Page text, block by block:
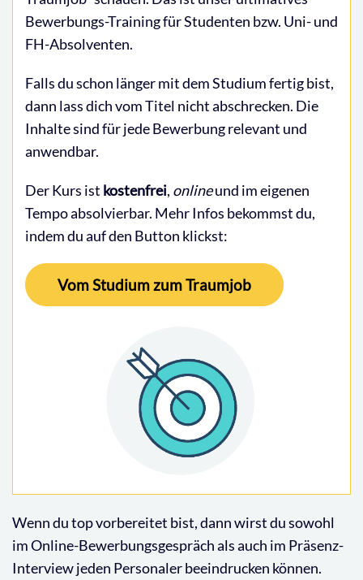
Bewerbungs-Training für Studenten bzw. Uni- und
FH-Absolventen.
Falls du schon länger mit dem Studium fertig bist,
dann lass dich vom Titel nicht abschrecken. Die
Inhalte sind für jede Bewerbung relevant und
anwendbar.
Der Kurs ist kostenfrei, onlineund im eigenen
Tempo absolvierbar. Mehr Infos bekommst du,
indem du auf den Button klickst:
Vom Studium zum Traumjob
Wenn du top vorbereitet bist, dann wirst du sowohl
im Online-Bewerbungsgespräch als auch im Präsenz-
Interview jeden Personaler beeindrucken können.